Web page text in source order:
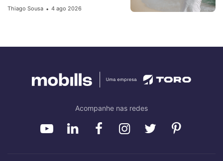
Thiago Sousa • 4 ago 2026
Acompanhe nas redes